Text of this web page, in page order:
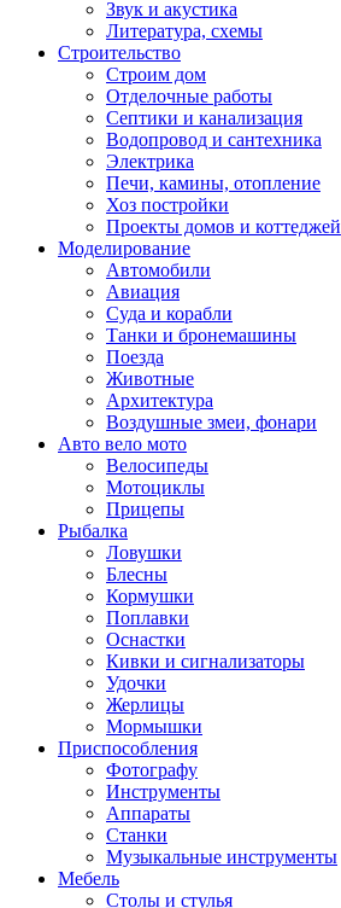
Звук и акустика
Литература, схемы
Строительство
Строим дом
Отделочные работы
Септики и канализация
Водопровод и сантехника
Электрика
Печи, камины, отопление
Хоз постройки
Проекты домов и коттеджей
Моделирование
Автомобили
Авиация
Суда и корабли
Танки и бронемашины
Поезда
Животные
Архитектура
Воздушные змеи, фонари
Авто вело мото
Велосипеды
Мотоциклы
Прицепы
Рыбалка
Ловушки
Блесны
Кормушки
Поплавки
Оснастки
Кивки и сигнализаторы
Удочки
Жерлицы
Мормышки
Приспособления
Фотографу
Инструменты
Аппараты
Станки
Музыкальные инструменты
Мебель
Столы и стулья